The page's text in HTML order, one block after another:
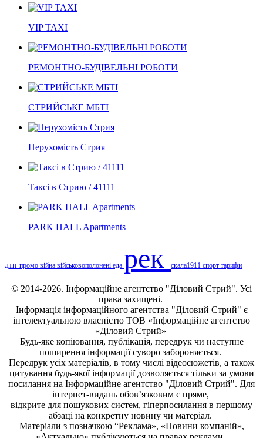
VIP TAXI
РЕМОНТНО-БУДІВЕЛЬНІ РОБОТИ
СТРИЙСЬКЕ МБТІ
Нерухомість Стрия
Таксі в Стрию / 41111
PARK HALL Apartments
дтп промо війна військовополонені еда рек скала1911 спорт тарифи
© 2014-2026. Інформаційне агентство "Діловий Стрий". Усі
права захищені.
Інформація інформаційного агентства "Діловий Стрий" є
інтелектуальною власністю ТОВ «Інформаційне агентство
«Діловий Стрий»
Будь-яке копiювання, публiкацiя, передрук чи наступне
поширення iнформацiї суворо забороняється.
Передрук усіх матеріалів, в тому числі відеосюжетів, а також
цитування будь-якої інформації дозволяється тільки за умови
посилання на Інформаційне агентство "Діловий Стрий". Для
інтернет-видань обов’язковим є пряме,
відкрите для пошукових систем, гіперпосилання в першому
абзаці на конкретну новину чи матеріал.
Матеріали з позначкою “Реклама», «Новини компаній»,